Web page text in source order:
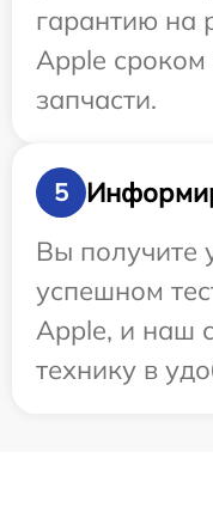
гарантию на
Apple
запчасти.
5
Вы получите
успешном
Apple, и наш
технику в